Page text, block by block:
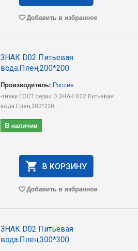
Добавить в избранное
ЗНАК D02 Питьевая
вода.Плен,200*200
Производитель: Россия
-знаки ГОСТ серии D ЗНАК D02 Питьевая
вода.Плен,200*200..
В наличии
В КОРЗИНУ
Добавить в избранное
ЗНАК D02 Питьевая
вода.Плен,300*300